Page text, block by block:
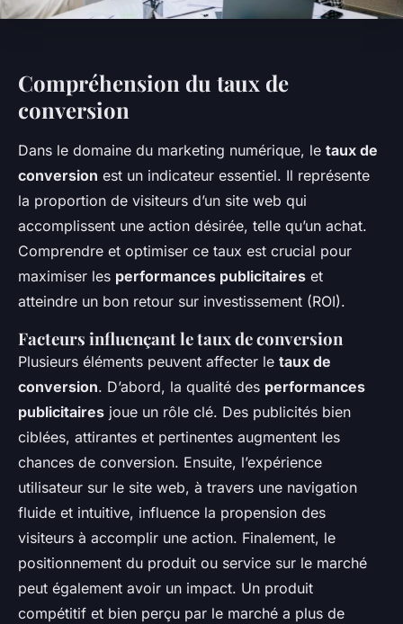
Compréhension du taux de
conversion
Dans le domaine du marketing numérique, le taux de
conversion est un indicateur essentiel. Il représente
la proportion de visiteurs d’un site web qui
accomplissent une action désirée, telle qu’un achat.
Comprendre et optimiser ce taux est crucial pour
maximiser les performances publicitaires et
atteindre un bon retour sur investissement (ROI).
Facteurs influençant le taux de conversion
Plusieurs éléments peuvent affecter le taux de
conversion. D’abord, la qualité des performances
publicitaires joue un rôle clé. Des publicités bien
ciblées, attirantes et pertinentes augmentent les
chances de conversion. Ensuite, l’expérience
utilisateur sur le site web, à travers une navigation
fluide et intuitive, influence la propension des
visiteurs à accomplir une action. Finalement, le
positionnement du produit ou service sur le marché
peut également avoir un impact. Un produit
compétitif et bien perçu par le marché a plus de